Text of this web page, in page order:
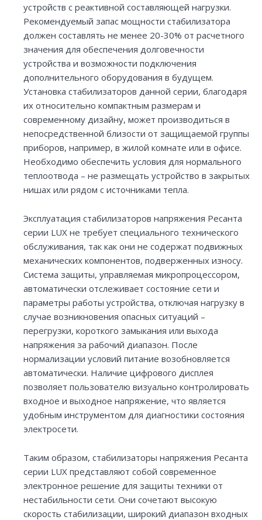
устройств с реактивной составляющей нагрузки.
Рекомендуемый запас мощности стабилизатора
должен составлять не менее 20-30% от расчетного
значения для обеспечения долговечности
устройства и возможности подключения
дополнительного оборудования в будущем.
Установка стабилизаторов данной серии, благодаря
их относительно компактным размерам и
современному дизайну, может производиться в
непосредственной близости от защищаемой группы
приборов, например, в жилой комнате или в офисе.
Необходимо обеспечить условия для нормального
теплоотвода – не размещать устройство в закрытых
нишах или рядом с источниками тепла.
Эксплуатация стабилизаторов напряжения Ресанта
серии LUX не требует специального технического
обслуживания, так как они не содержат подвижных
механических компонентов, подверженных износу.
Система защиты, управляемая микропроцессором,
автоматически отслеживает состояние сети и
параметры работы устройства, отключая нагрузку в
случае возникновения опасных ситуаций –
перегрузки, короткого замыкания или выхода
напряжения за рабочий диапазон. После
нормализации условий питание возобновляется
автоматически. Наличие цифрового дисплея
позволяет пользователю визуально контролировать
входное и выходное напряжение, что является
удобным инструментом для диагностики состояния
электросети.
Таким образом, стабилизаторы напряжения Ресанта
серии LUX представляют собой современное
электронное решение для защиты техники от
нестабильности сети. Они сочетают высокую
скорость стабилизации, широкий диапазон входных